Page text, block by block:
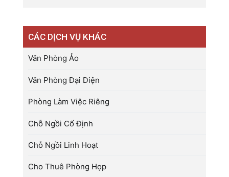
CÁC DỊCH VỤ KHÁC
Văn Phòng Ảo
Văn Phòng Đại Diện
Phòng Làm Việc Riêng
Chỗ Ngồi Cố Định
Chỗ Ngồi Linh Hoạt
Cho Thuê Phòng Họp